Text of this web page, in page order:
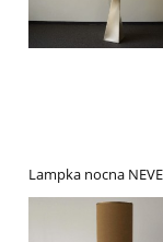
Lampka nocna